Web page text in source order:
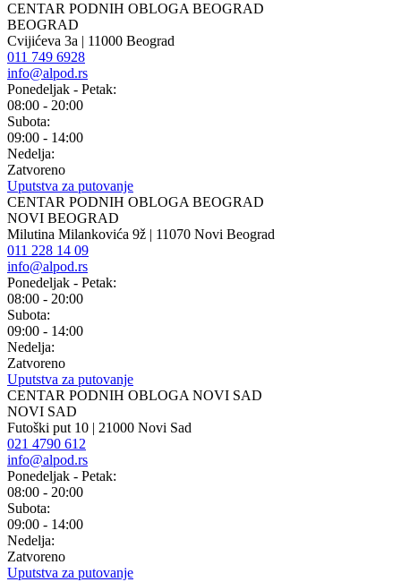
CENTAR PODNIH OBLOGA BEOGRAD
BEOGRAD
Cvijićeva 3a | 11000 Beograd
011 749 6928
info@alpod.rs
Ponedeljak - Petak:
08:00 - 20:00
Subota:
09:00 - 14:00
Nedelja:
Zatvoreno
Uputstva za putovanje
CENTAR PODNIH OBLOGA BEOGRAD
NOVI BEOGRAD
Milutina Milankovića 9ž | 11070 Novi Beograd
011 228 14 09
info@alpod.rs
Ponedeljak - Petak:
08:00 - 20:00
Subota:
09:00 - 14:00
Nedelja:
Zatvoreno
Uputstva za putovanje
CENTAR PODNIH OBLOGA NOVI SAD
NOVI SAD
Futoški put 10 | 21000 Novi Sad
021 4790 612
info@alpod.rs
Ponedeljak - Petak:
08:00 - 20:00
Subota:
09:00 - 14:00
Nedelja:
Zatvoreno
Uputstva za putovanje